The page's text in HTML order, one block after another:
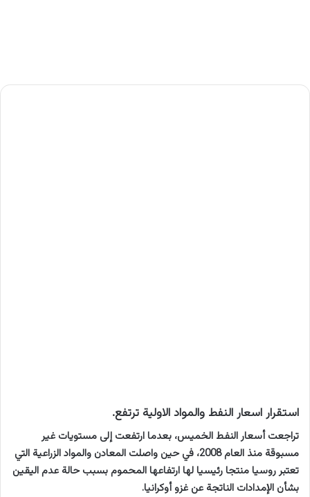
استقرار اسعار النفط والمواد الاولية ترتفع.
تراجعت أسعار النفط الخميس، بعدما ارتفعت إلى مستويات غير
مسبوقة منذ العام 2008، في حين واصلت المعادن والمواد الزراعية التي
تعتبر روسيا منتجا رئيسيا لها ارتفاعها المحموم بسبب حالة عدم اليقين
بشأن الإمدادات الناتجة عن غزو أوكرانيا.